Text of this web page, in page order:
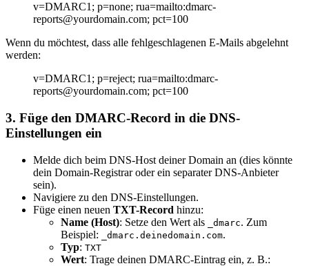
v=DMARC1; p=none; rua=mailto:dmarc-
reports@yourdomain.com; pct=100
Wenn du möchtest, dass alle fehlgeschlagenen E-Mails abgelehnt
werden:
v=DMARC1; p=reject; rua=mailto:dmarc-
reports@yourdomain.com; pct=100
3. Füge den DMARC-Record in die DNS-
Einstellungen ein
Melde dich beim DNS-Host deiner Domain an (dies könnte
dein Domain-Registrar oder ein separater DNS-Anbieter
sein).
Navigiere zu den DNS-Einstellungen.
Füge einen neuen TXT-Record hinzu:
Name (Host): Setze den Wert als _dmarc. Zum
Beispiel:
_dmarc.deinedomain.com.
Typ: TXT
Wert: Trage deinen DMARC-Eintrag ein, z. B.: